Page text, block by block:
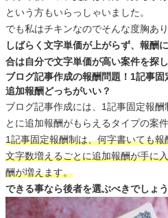
という方もいらっしゃいました。
でも私はチキンなのでそんな度胸あ
しばらく文字単価が上がらず、報酬
合は自分で文字単価が高い案件を探
ブログ記事作成の報酬問題！1記事
追加報酬どっちがいい？
ブログ記事作成には、1記事固定報
とに追加報酬がもらえるタイプの案
1記事固定報酬制は、何字書いても
文字数増えるごとに追加報酬が手に
酬が増えます。
できる事なら後者を選ぶべきでしょう